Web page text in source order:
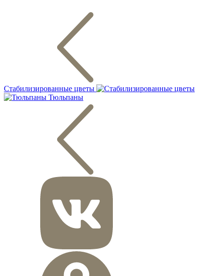
Стабилизированные цветы
Тюльпаны